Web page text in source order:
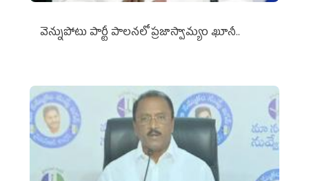
వెన్నుపోటు పార్టీ పాలనలో ప్రజాస్వామ్యం ఖూనీ..